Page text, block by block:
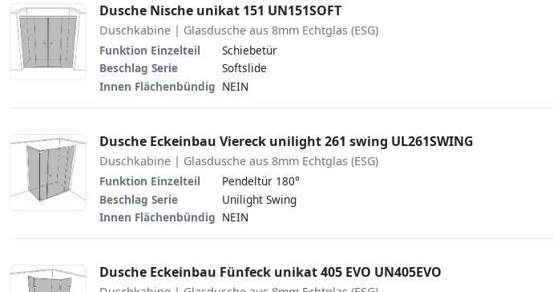
Dusche Nische unikat 151 UN151SOFT
Duschkabine | Glasdusche aus 8mm Echtglas (ESG)
Funktion Einzelteil
Schiebetür
Beschlag Serie
Softslide
Innen Flächenbündig NEIN
Dusche Eckeinbau Viereck unilight 261 swing UL261SWING
Duschkabine | Glasdusche aus 8mm Echtglas (ESG)
Funktion Einzelteil
Pendeltür 180°
Beschlag Serie
Unilight Swing
Innen Flächenbündig NEIN
Dusche Eckeinbau Fünfeck unikat 405 EVO UN405EVO